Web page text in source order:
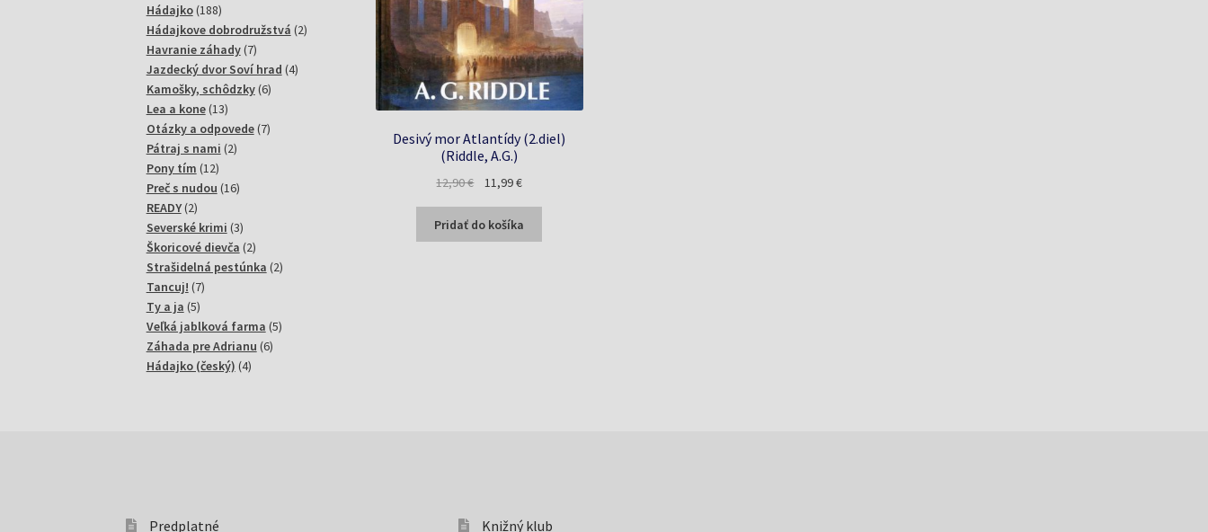
Desivý mor Atlantídy (2.diel)
(Riddle, A.G.)
12,90€
Pôvodná
bola:
12,90 €.
11,99€Aktuálna
je:
11,99 €.
Pridať do košíka
produkty
Hádajko 188188
produktov
Hádajkove dobrodružstvá 22
Havranie záhady 77
produktov
Jazdecký dvor Soví hrad 44
Kamošky, schôdzky 66
Lea a kone 1313
produktov
Otázky a odpovede 77
Pátraj s nami 22
Pony tím 1212
produktov
Preč s nudou 1616
READY 22
produkty
Severské krimi 33
produkty
Škoricové dievča 22
produkty
Strašidelná pestúnka 22
Tancuj! 77
Ty a ja 55
produktov
Veľká jablková farma 55
Záhada pre Adrianu 66
Hádajko (český) 44
Predplatné Knižný klub